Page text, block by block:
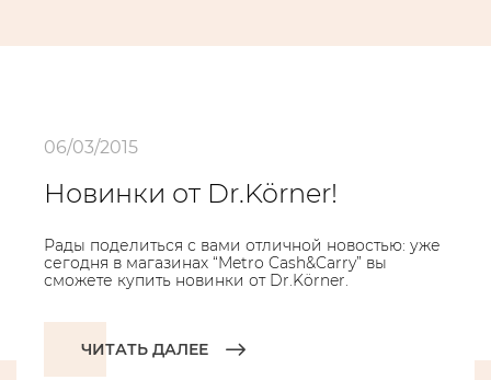
06/03/2015
Новинки от Dr.Körner!
Рады поделиться с вами отличной новостью: уже
сегодня в магазинах “Metro Cash&Carry” вы
сможете купить новинки от Dr.Körner.
ЧИТАТЬ ДАЛЕЕ